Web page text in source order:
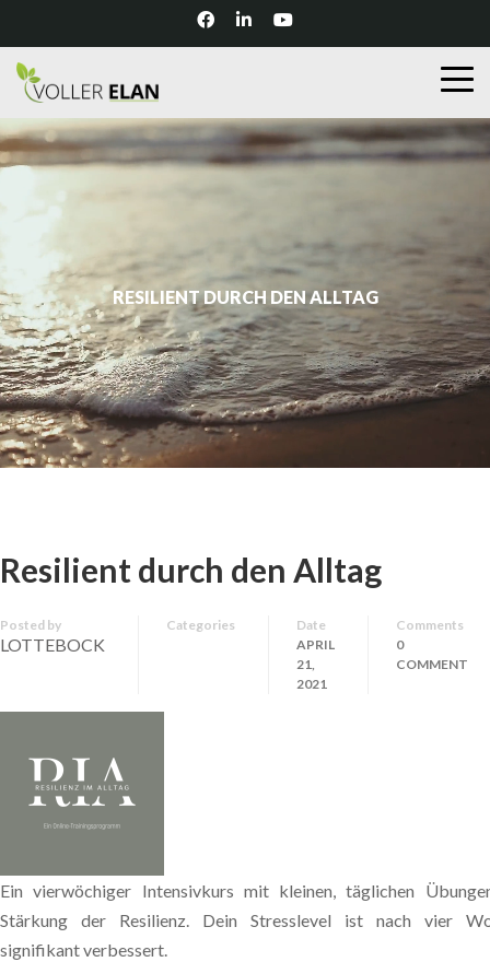
RESILIENT DURCH DEN ALLTAG
Resilient durch den Alltag
Posted by
LOTTEBOCK
Categories
Date
APRIL
21,
2021
Comments
0
COMMENT
Ein vierwöchiger Intensivkurs mit kleinen, täglichen
Stärkung der Resilienz. Dein Stresslevel ist nach vier
signifikant verbessert.